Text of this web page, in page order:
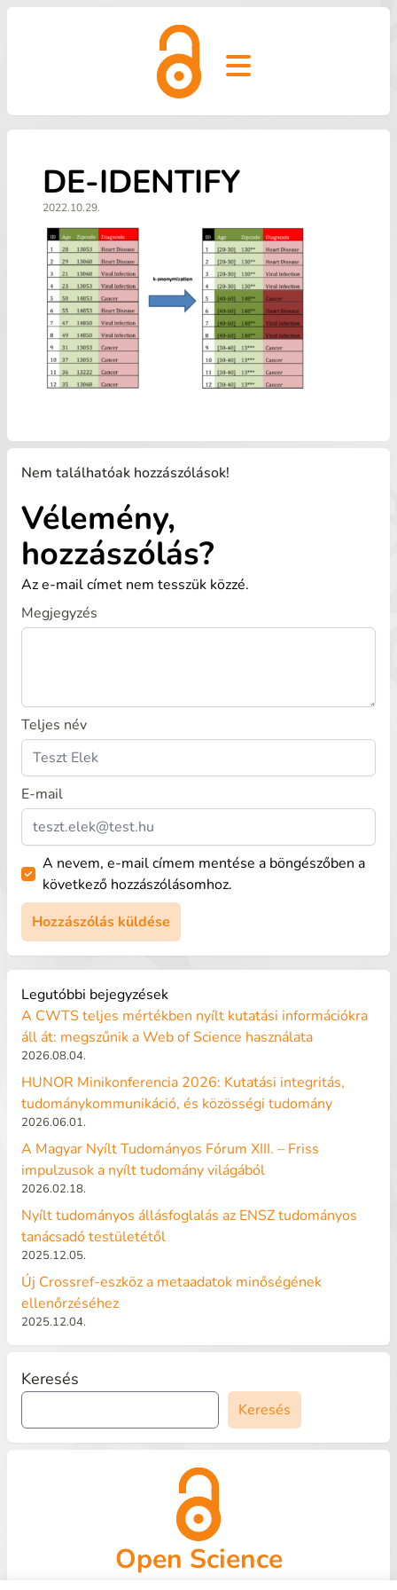
Open main menu
DE-IDENTIFY
2022.10.29.
Nem találhatóak hozzászólások!
Vélemény,
hozzászólás?
Az e-mail címet nem tesszük közzé.
Megjegyzés
Teljes név
E-mail
A nevem, e-mail címem mentése a böngészőben a
következő hozzászólásomhoz.
Legutóbbi bejegyzések
A CWTS teljes mértékben nyílt kutatási információkra
áll át: megszűnik a Web of Science használata
2026.08.04.
HUNOR Minikonferencia 2026: Kutatási integritás,
tudománykommunikáció, és közösségi tudomány
2026.06.01.
A Magyar Nyílt Tudományos Fórum XIII. – Friss
impulzusok a nyílt tudomány világából
2026.02.18.
Nyílt tudományos állásfoglalás az ENSZ tudományos
tanácsadó testületétől
2025.12.05.
Új Crossref-eszköz a metaadatok minőségének
ellenőrzéséhez
2025.12.04.
Keresés
Keresés
Open Science